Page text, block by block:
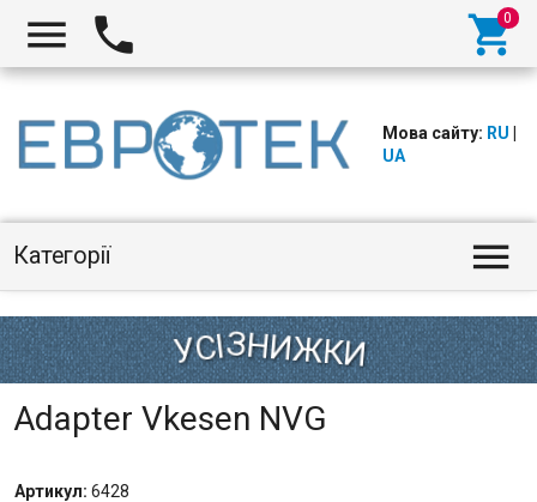
  
Мова сайту: RU
UA
Категорії 
Adapter Vkesen NVG
Артикул: 6428